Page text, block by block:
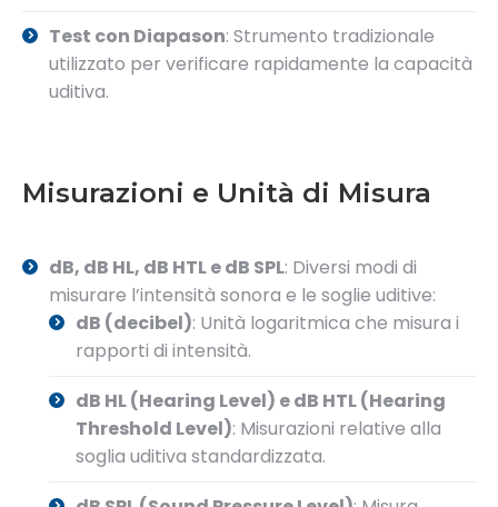
Test con Diapason: Strumento tradizionale
utilizzato per verificare rapidamente la capacità
uditiva.
Misurazioni e Unità di Misura
dB, dB HL, dB HTL e dB SPL: Diversi modi di
misurare l’intensità sonora e le soglie uditive:
dB (decibel): Unità logaritmica che misura i
rapporti di intensità.
dB HL (Hearing Level) e dB HTL (Hearing
Threshold Level): Misurazioni relative alla
soglia uditiva standardizzata.